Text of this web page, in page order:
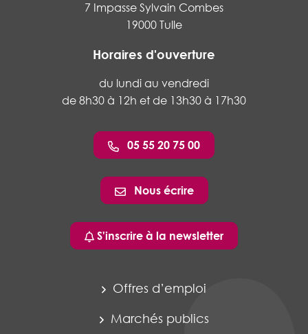
7 Impasse Sylvain Combes
19000 Tulle
Horaires d'ouverture
du lundi au vendredi
de 8h30 à 12h et de 13h30 à 17h30
05 55 20 75 00
Nous écrire
S'inscrire à la newsletter
Offres d’emploi
Marchés publics